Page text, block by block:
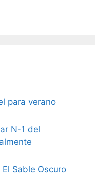
para verano
N-1 del
El Sable Oscuro